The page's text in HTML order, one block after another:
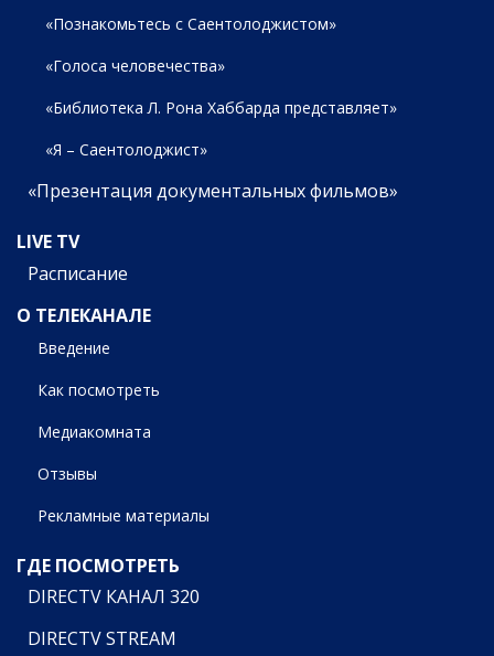
«Познакомьтесь с Саентолоджистом»
«Голоса человечества»
«Библиотека Л. Рона Хаббарда представляет»
«Я – Саентолоджист»
«Презентация документальных фильмов»
LIVE TV
Расписание
О ТЕЛЕКАНАЛЕ
Введение
Как посмотреть
Медиакомната
Отзывы
Рекламные материалы
ГДЕ ПОСМОТРЕТЬ
DIRECTV КАНАЛ 320
DIRECTV STREAM